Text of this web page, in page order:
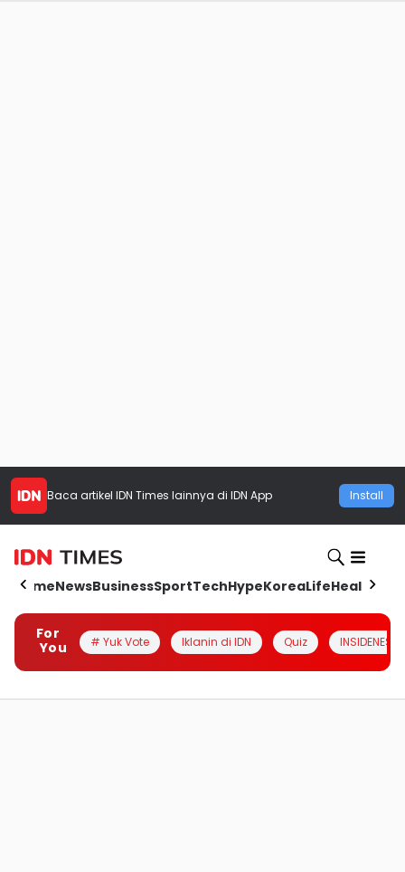
Baca artikel IDN Times lainnya di IDN App Install
HomeNewsBusinessSportTechHypeKoreaLifeHealth
For
You
# Yuk Vote Iklanin di IDN Quiz INSIDENESIA